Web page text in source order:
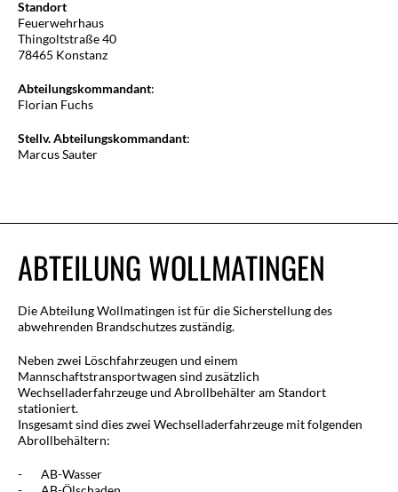
Standort
Feuerwehrhaus
Thingoltstraße 40
78465 Konstanz
Abteilungskommandant:
Florian Fuchs
Stellv.Abteilungskommandant:
Marcus Sauter
ABTEILUNG WOLLMATINGEN
Die Abteilung Wollmatingen ist für die Sicherstellung des
abwehrenden Brandschutzes zuständig.
Neben zwei Löschfahrzeugen und einem
Mannschaftstransportwagen sind zusätzlich
Wechselladerfahrzeuge und Abrollbehälter am Standort
stationiert.
Insgesamt sind dies zwei Wechselladerfahrzeuge mit folgenden
Abrollbehältern:
- AB-Wasser